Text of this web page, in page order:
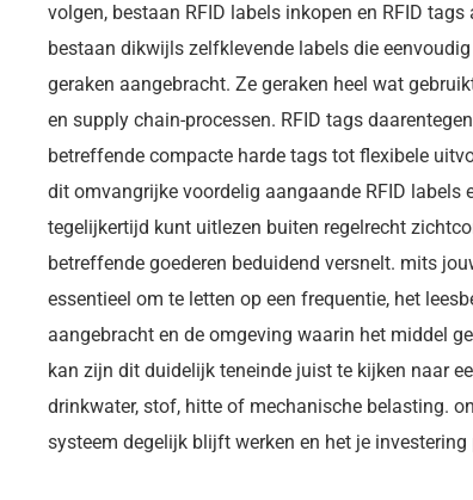
volgen, bestaan RFID labels inkopen en RFID
bestaan dikwijls zelfklevende labels die
geraken aangebracht. Ze geraken heel wat
en supply chain-processen. RFID tags
betreffende compacte harde tags tot flexibele
dit omvangrijke voordelig aangaande RFID labels
tegelijkertijd kunt uitlezen buiten regelrecht
betreffende goederen beduidend versnelt. mits
essentieel om te letten op een frequentie, het
aangebracht en de omgeving waarin het middel
kan zijn dit duidelijk teneinde juist te kijken naar
drinkwater, stof, hitte of mechanische belasting.
systeem degelijk blijft werken en het je investering